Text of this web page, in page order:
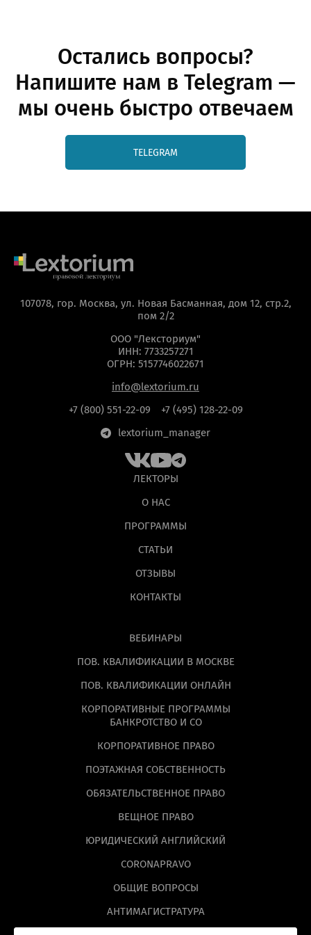
Остались вопросы?
Напишите нам в Telegram —
мы очень быстро отвечаем
TELEGRAM
107078, гор. Москва, ул. Новая Басманная, дом 12, стр.2,
пом 2/2
ООО "Лексториум"
ИНН: 7733257271
ОГРН: 5157746022671
info@lextorium.ru
+7 (800) 551-22-09
+7 (495) 128-22-09
lextorium_manager
ЛЕКТОРЫ
О НАС
ПРОГРАММЫ
СТАТЬИ
ОТЗЫВЫ
КОНТАКТЫ
ВЕБИНАРЫ
ПОВ. КВАЛИФИКАЦИИ В МОСКВЕ
ПОВ. КВАЛИФИКАЦИИ ОНЛАЙН
КОРПОРАТИВНЫЕ ПРОГРАММЫ
БАНКРОТСТВО И СО
КОРПОРАТИВНОЕ ПРАВО
ПОЭТАЖНАЯ СОБСТВЕННОСТЬ
ОБЯЗАТЕЛЬСТВЕННОЕ ПРАВО
ВЕЩНОЕ ПРАВО
ЮРИДИЧЕСКИЙ АНГЛИЙСКИЙ
CORONAPRAVO
ОБЩИЕ ВОПРОСЫ
АНТИМАГИСТРАТУРА